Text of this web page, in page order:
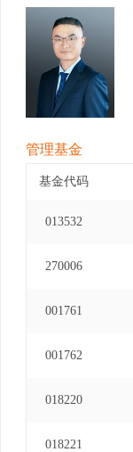
管理基金
基金代码
013532
270006
001761
001762
018220
018221